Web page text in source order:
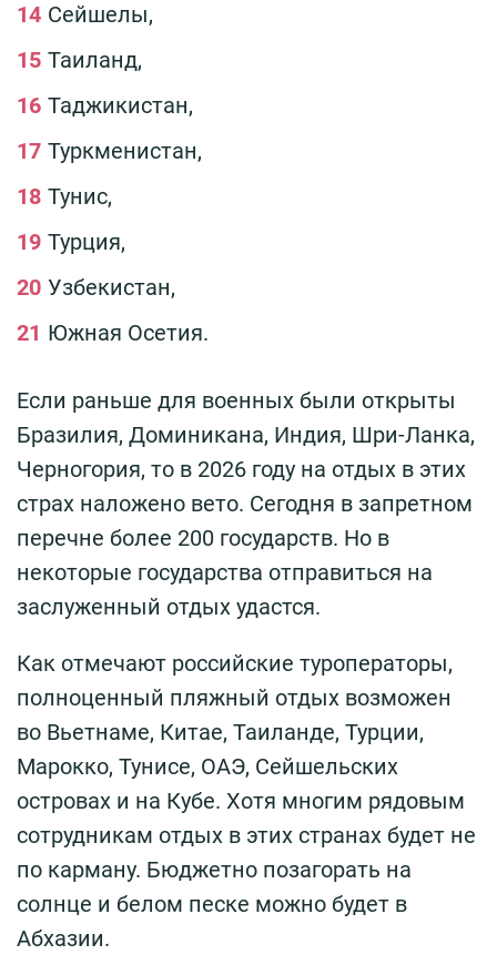
Сейшелы,
Таиланд,
Таджикистан,
Туркменистан,
Тунис,
Турция,
Узбекистан,
Южная Осетия.
Если раньше для военных были открыты
Бразилия, Доминикана, Индия, Шри-Ланка,
Черногория, то в 2026 году на отдых в этих
страх наложено вето. Сегодня в запретном
перечне более 200 государств. Но в
некоторые государства отправиться на
заслуженный отдых удастся.
Как отмечают российские туроператоры,
полноценный пляжный отдых возможен
во Вьетнаме, Китае, Таиланде, Турции,
Марокко, Тунисе, ОАЭ, Сейшельских
островах и на Кубе. Хотя многим рядовым
сотрудникам отдых в этих странах будет не
по карману. Бюджетно позагорать на
солнце и белом песке можно будет в
Абхазии.